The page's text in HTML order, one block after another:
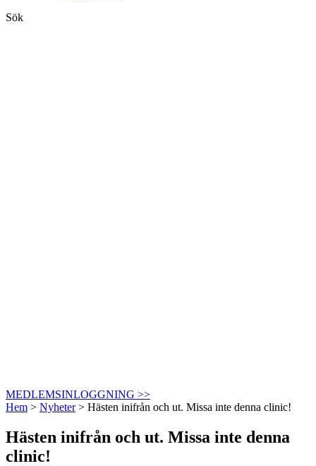
Sök
MEDLEMSINLOGGNING >>
Hem > Nyheter> Hästen inifrån och ut. Missa inte denna clinic!
Hästen inifrån och ut. Missa inte denna
clinic!